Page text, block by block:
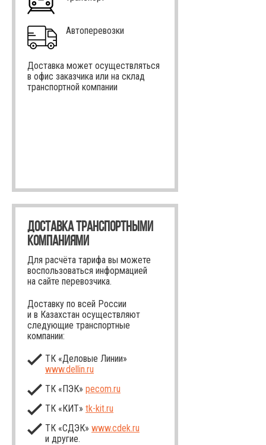
Автоперевозки
Доставка может осуществляться
в офис заказчика или на склад
транспортной компании
ДОСТАВКА ТРАНСПОРТНЫМИ
КОМПАНИЯМИ
Для расчёта тарифа вы можете
воспользоваться информацией
на сайте перевозчика.
Доставку по всей России
и в Казахстан осуществляют
следующие транспортные
компании:
ТК «Деловые Линии»
www.dellin.ru
ТК «ПЭК» pecom.ru
ТК «КИТ» tk-kit.ru
ТК «СДЭК» www.cdek.ru
и другие.